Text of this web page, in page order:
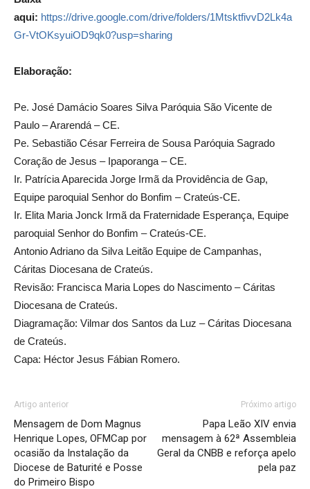
aqui: https://drive.google.com/drive/folders/1MtsktfivvD2Lk4a
Gr-VtOKsyuiOD9qk0?usp=sharing
Elaboração:
Pe. José Damácio Soares Silva Paróquia São Vicente de
Paulo – Ararendá – CE.
Pe. Sebastião César Ferreira de Sousa Paróquia Sagrado
Coração de Jesus – Ipaporanga – CE.
Ir. Patrícia Aparecida Jorge Irmã da Providência de Gap,
Equipe paroquial Senhor do Bonfim – Crateús-CE.
Ir. Elita Maria Jonck Irmã da Fraternidade Esperança, Equipe
paroquial Senhor do Bonfim – Crateús-CE.
Antonio Adriano da Silva Leitão Equipe de Campanhas,
Cáritas Diocesana de Crateús.
Revisão: Francisca Maria Lopes do Nascimento – Cáritas
Diocesana de Crateús.
Diagramação: Vilmar dos Santos da Luz – Cáritas Diocesana
de Crateús.
Capa: Héctor Jesus Fábian Romero.
Artigo anterior
Mensagem de Dom Magnus
Henrique Lopes, OFMCap por
ocasião da Instalação da
Diocese de Baturité e Posse
do Primeiro Bispo
Próximo artigo
Papa Leão XIV envia
mensagem à 62ª Assembleia
Geral da CNBB e reforça apelo
pela paz